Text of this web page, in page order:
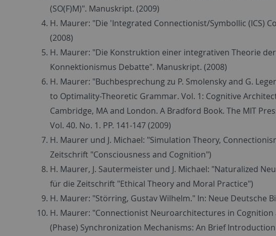
(SO(F)M)". Manuskript. (2009)
H. Maurer: "Die 'Integrated Connectionist/Symbollic (ICS)
(2008)
H. Maurer: "Die Konstruktion einer integrativen Theorie
Konnektionismus Debatte". Manuskript. (2008)
H. Maurer: "Buchbesprechung zu P. Smolensky and G.
to Optimality-Theoretic Grammar. Vol. 1: Cognitive
Cambridge, MA and London. A Bradford Book. The MIT
Vol. 40. No. 1. PP. 141-147 (2009)
H. Maurer und J. Michael: "Simulation Theory,
Zeitschrift "Consciousness and Cognition")
H. Maurer, J. Sautermeister und J. Michael: "Naturalized
für die Zeitschrift "Ethical Theory and Moral Practice")
H. Maurer: "Störring, Gustav Wilhelm." In: Neue Deutsche
H. Maurer: "Connectionist Neuroarchitectures in
(Phase) Synchronization Mechanisms: An Brief